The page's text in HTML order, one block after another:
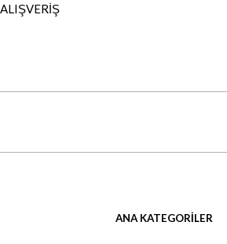
ALIŞVERİŞ
ANA KATEGORİLER